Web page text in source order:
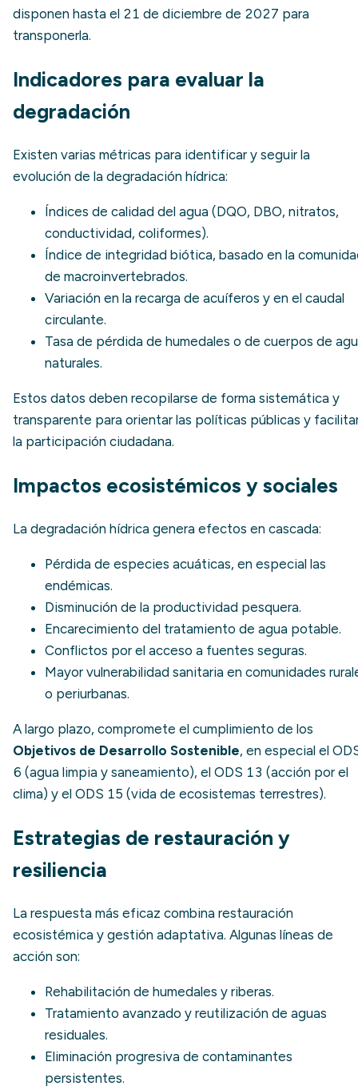
disponen hasta el 21 de diciembre de 2027 para
transponerla.
Indicadores para evaluar la
degradación
Existen varias métricas para identificar y seguir la
evolución de la degradación hídrica:
Índices de calidad del agua (DQO, DBO, nitratos,
conductividad, coliformes).
Índice de integridad biótica, basado en la
de macroinvertebrados.
Variación en la recarga de acuíferos y en el caudal
circulante.
Tasa de pérdida de humedales o de cuerpos de
naturales.
Estos datos deben recopilarse de forma sistemática y
transparente para orientar las políticas públicas y
la participación ciudadana.
Impactos ecosistémicos y sociales
La degradación hídrica genera efectos en cascada:
Pérdida de especies acuáticas, en especial las
endémicas.
Disminución de la productividad pesquera.
Encarecimiento del tratamiento de agua potable.
Conflictos por el acceso a fuentes seguras.
Mayor vulnerabilidad sanitaria en comunidades
o periurbanas.
A largo plazo, compromete el cumplimiento de los
Objetivos de Desarrollo Sostenible, en especial el
6 (agua limpia y saneamiento), el ODS 13 (acción por el
clima) y el ODS 15 (vida de ecosistemas terrestres).
Estrategias de restauración y
resiliencia
La respuesta más eficaz combina restauración
ecosistémica y gestión adaptativa. Algunas líneas de
acción son:
Rehabilitación de humedales y riberas.
Tratamiento avanzado y reutilización de aguas
residuales.
Eliminación progresiva de contaminantes
persistentes.